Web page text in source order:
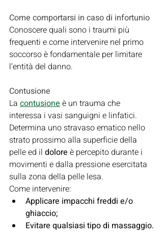
Come comportarsi in caso di infortunio
Conoscere quali sono i traumi più
frequenti e come intervenire nel primo
soccorso è fondamentale per limitare
l’entità del danno.
Contusione
La contusione è un trauma che
interessa i vasi sanguigni e linfatici.
Determina uno stravaso ematico nello
strato prossimo alla superficie della
pelle ed il dolore è percepito durante i
movimenti e dalla pressione esercitata
sulla zona della pelle lesa.
Come intervenire:
Applicare impacchi freddi e/o
ghiaccio;
Evitare qualsiasi tipo di massaggio.